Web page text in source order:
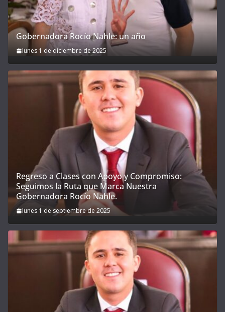
Gobernadora Rocío Nahle: un año
lunes 1 de diciembre de 2025
Regreso a Clases con Apoyo y Compromiso:
Seguimos la Ruta que Marca Nuestra
Gobernadora Rocío Nahle.
lunes 1 de septiembre de 2025